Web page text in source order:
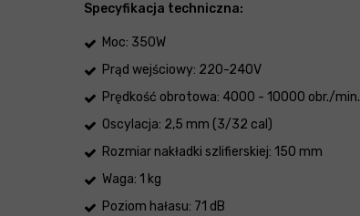
Specyfikacja techniczna:
Moc: 350W
Prąd wejściowy: 220-240V
Prędkość obrotowa: 4000 - 10000 obr./min.
Oscylacja: 2,5 mm (3/32 cal)
Rozmiar nakładki szlifierskiej: 150 mm
Waga: 1 kg
Poziom hałasu: 71 dB